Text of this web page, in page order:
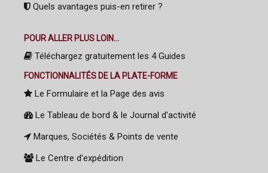
Quels avantages puis-en retirer ?
POUR ALLER PLUS LOIN...
Téléchargez gratuitement les 4 Guides
FONCTIONNALITÉS DE LA PLATE-FORME
Le Formulaire et la Page des avis
Le Tableau de bord & le Journal d'activité
Marques, Sociétés & Points de vente
Le Centre d'expédition